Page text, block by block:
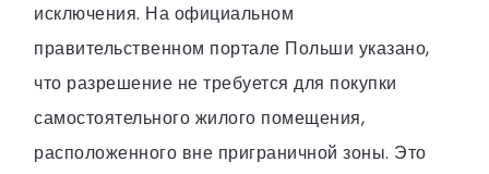
исключения. На официальном
правительственном портале Польши указано,
что разрешение не требуется для покупки
самостоятельного жилого помещения,
расположенного вне приграничной зоны. Это